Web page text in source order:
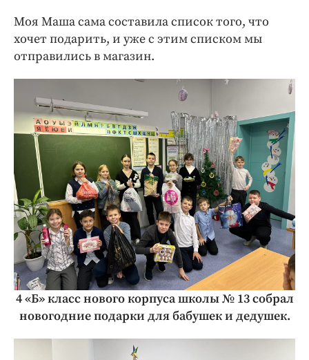
Моя Маша сама составила список того, что
хочет подарить, и уже с этим списком мы
отправились в магазин.
4 «Б» класс нового корпуса школы № 13 собрал
новогодние подарки для бабушек и дедушек.